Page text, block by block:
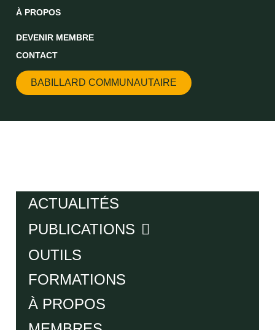
À PROPOS
DEVENIR MEMBRE
CONTACT
BABILLARD COMMUNAUTAIRE
ACTUALITÉS
PUBLICATIONS
OUTILS
FORMATIONS
À PROPOS